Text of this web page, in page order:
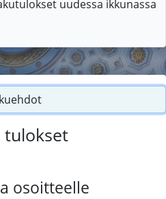
uudessa ikkunassa
tulokset
osoitteelle